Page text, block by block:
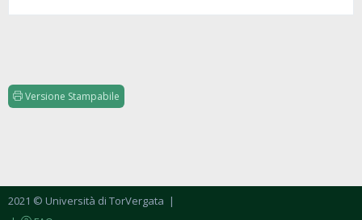
Versione Stampabile
2021 © Università di TorVergata |